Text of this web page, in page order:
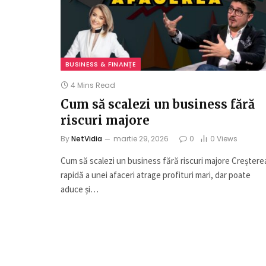
BUSINESS & FINANȚE
4 Mins Read
Cum să scalezi un business fără
riscuri majore
ByNetVidia martie 29, 2026 0 0 Views
Cum să scalezi un business fără riscuri majore
rapidă a unei afaceri atrage profituri mari, dar poate
aduce și…